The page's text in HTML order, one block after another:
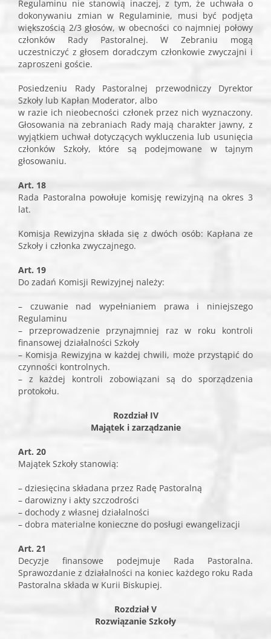
Regulaminu nie stanowią inaczej, z tym, że uchwała o
dokonywaniu zmian w Regulaminie, musi być podjęta
większością 2/3 głosów, w obecności co najmniej połowy
członków Rady Pastoralnej. W Zebraniu mogą
uczestniczyć z głosem doradczym członkowie zwyczajni i
zaproszeni goście.
Posiedzeniu Rady Pastoralnej przewodniczy Dyrektor
Szkoły lub Kapłan Moderator, albo
w razie ich nieobecności członek przez nich wyznaczony.
Głosowania na zebraniach Rady mają charakter jawny, z
wyjątkiem uchwał dotyczących wykluczenia lub usunięcia
członków Szkoły, które są podejmowane w tajnym
głosowaniu.
Art. 18
Rada Pastoralna powołuje komisję rewizyjną na okres 3
lat.
Komisja Rewizyjna składa się z dwóch osób: Kapłana ze
Szkoły i członka zwyczajnego.
Art. 19
Do zadań Komisji Rewizyjnej należy:
– czuwanie nad wypełnianiem prawa i niniejszego
Regulaminu
– przeprowadzenie przynajmniej raz w roku kontroli
finansowej działalności Szkoły
– Komisja Rewizyjna w każdej chwili, może przystąpić do
czynności kontrolnych.
– z każdej kontroli zobowiązani są do sporządzenia
protokołu.
Rozdział IV
Majątek i zarządzanie
Art. 20
Majątek Szkoły stanowią:
– dziesięcina składana przez Radę Pastoralną
– darowizny i akty szczodrości
– dochody z własnej działalności
– dobra materialne konieczne do posługi ewangelizacji
Art. 21
Decyzje finansowe podejmuje Rada Pastoralna.
Sprawozdanie z działalności na koniec każdego roku Rada
Pastoralna składa w Kurii Biskupiej.
Rozdział V
Rozwiązanie Szkoły